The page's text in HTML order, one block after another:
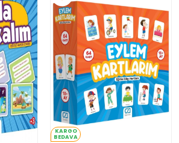
KARGO
BEDAVA